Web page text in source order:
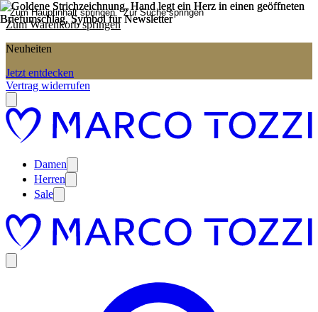
Zum Hauptinhalt springen Zur Suche springen
Zum Warenkorb springen
Neuheiten
Jetzt entdecken
Vertrag widerrufen
Damen
Herren
Sale